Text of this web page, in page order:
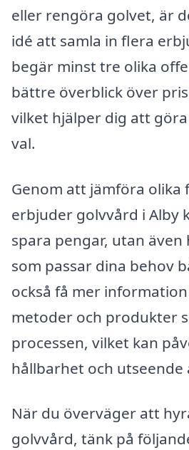
eller rengöra golvet, är
idé att samla in flera
begär minst tre olika
bättre överblick över
vilket hjälper dig att
val.
Genom att jämföra olika
erbjuder golvvård i Alby
spara pengar, utan
som passar dina behov
också få mer
metoder och produkter
processen, vilket kan
hållbarhet och utseende
När du överväger att
golvvård, tänk på